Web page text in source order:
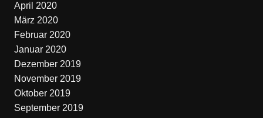
April 2020
März 2020
Februar 2020
Januar 2020
Dezember 2019
November 2019
Oktober 2019
September 2019